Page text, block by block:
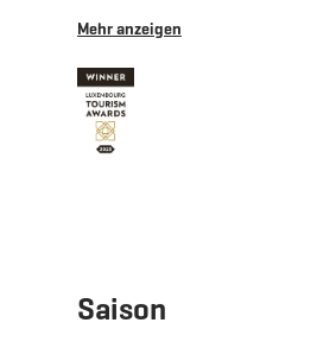
entspannen oder sich mit anderen
Wunderwerk der Raumteilung. Die
haben dabei nicht einmal den
Gebäudes vergrößert. Im
Küchen- und Wohneinheit, in der
Saison